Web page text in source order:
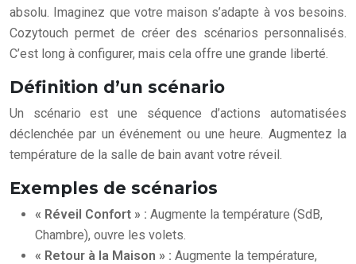
absolu. Imaginez que votre maison s’adapte à vos besoins.
Cozytouch permet de créer des scénarios personnalisés.
C’est long à configurer, mais cela offre une grande liberté.
Définition d’un scénario
Un scénario est une séquence d’actions automatisées
déclenchée par un événement ou une heure. Augmentez la
température de la salle de bain avant votre réveil.
Exemples de scénarios
« Réveil Confort » : Augmente la température (SdB,
Chambre), ouvre les volets.
« Retour à la Maison » : Augmente la température,